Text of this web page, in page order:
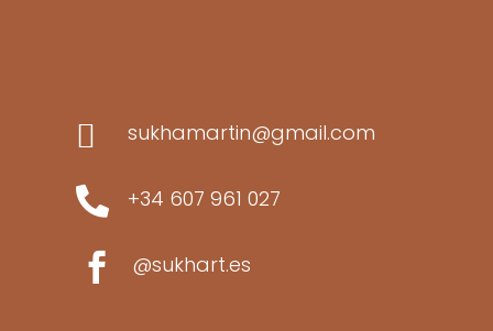
 sukhamartin@gmail.com
 +34 607 961 027
 @sukhart.es